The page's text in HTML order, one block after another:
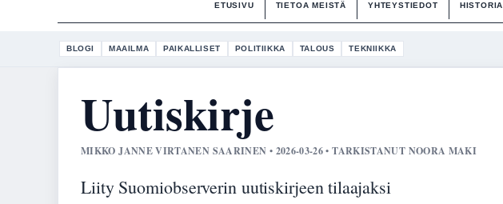
ETUSIVU TIETOA MEISTÄ YHTEYSTIEDOT HISTORIA
BLOGI MAAILMA PAIKALLISET POLITIIKKA TALOUS TEKNIIKKA
Uutiskirje
MIKKO JANNE VIRTANEN SAARINEN • 2026-03-26 • TARKISTANUT NOORA MAKI
Liity Suomiobserverin uutiskirjeen tilaajaksi